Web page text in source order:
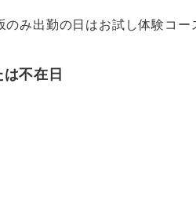
のみ出勤の日はお試し体験コー
不在日